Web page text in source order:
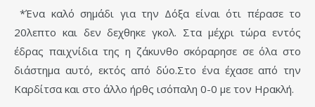
*Ένα καλό σημάδι για την Δόξα είναι ότι πέρασε το
20λεπτο και δεν δεχθηκε γκολ. Στα μέχρι τώρα εντός
έδρας παιχνίδια της η ζάκυνθο σκόραρησε σε όλα στο
διάστημα αυτό, εκτός από δύο.Στο ένα έχασε από την
Καρδίτσα και στο άλλο ήρθς ισόπαλη 0-0 με τον Ηρακλή.